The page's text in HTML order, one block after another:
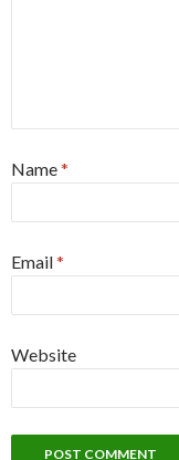
Name*
Email*
Website